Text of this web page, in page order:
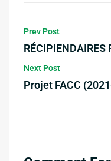
Prev Post
RÉCIPIENDAIRES
Next Post
Projet FACC